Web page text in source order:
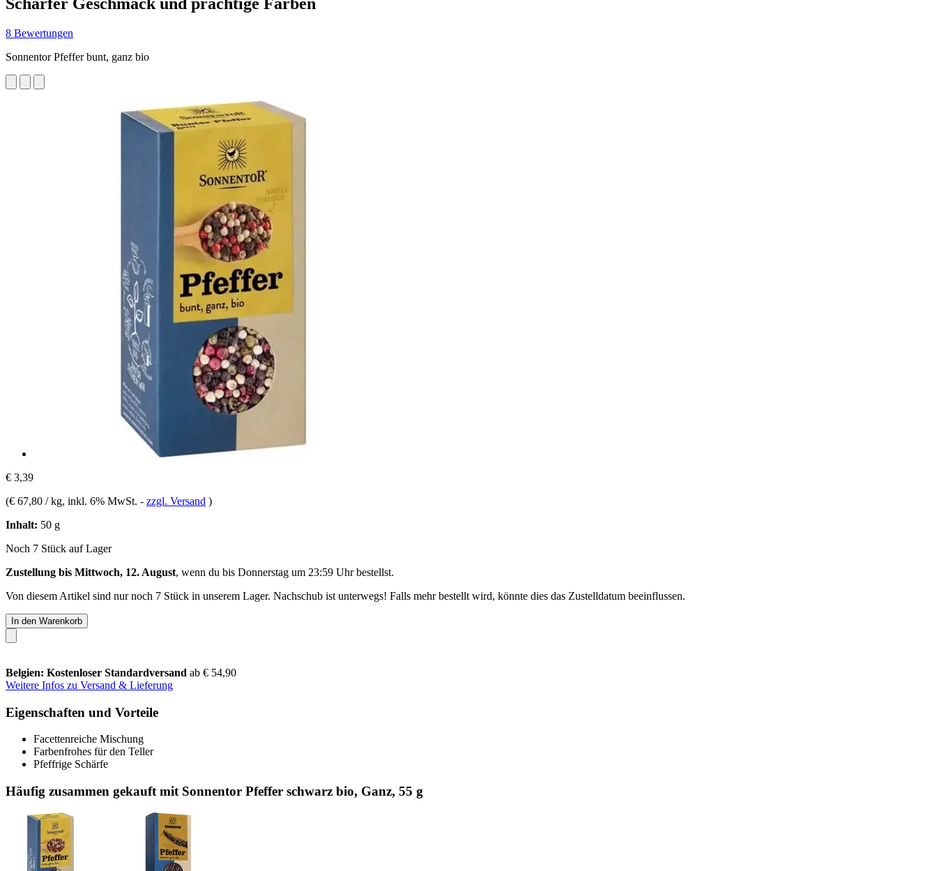
8 Bewertungen
Sonnentor Pfeffer bunt, ganz bio
€ 3,39
(€ 67,80 / kg, inkl. 6% MwSt. - zzgl. Versand )
Inhalt: 50 g
Noch 7 Stück auf Lager
Zustellung bis Mittwoch, 12. August, wenn du bis Donnerstag um 23:59 Uhrbestellst.
Von diesem Artikel sind nur noch 7 Stück in unserem Lager. Nachschub ist unterwegs! Falls mehr bestellt wird, könnte dies das Zustelldatum beeinflussen.
In den Warenkorb
Belgien: Kostenloser Standardversand ab € 54,90
Weitere Infos zu Versand & Lieferung
Eigenschaften und Vorteile
Facettenreiche Mischung
Farbenfrohes für den Teller
Pfeffrige Schärfe
Häufig zusammen gekauft mit Sonnentor Pfeffer schwarz bio, Ganz, 55 g